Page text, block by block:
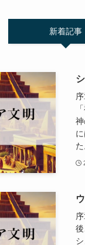
新着記事